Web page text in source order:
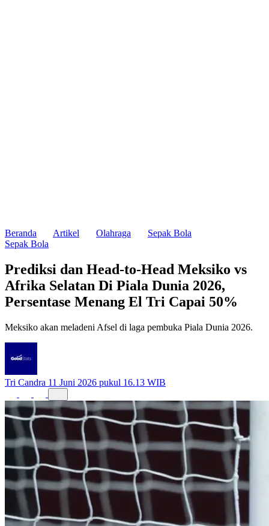
Beranda Artikel Olahraga
Sepak Bola
Sepak Bola
Prediksi dan Head-to-Head Meksiko vs
Afrika Selatan Di Piala Dunia 2026,
Persentase Menang El Tri Capai 50%
Meksiko akan meladeni Afsel di laga pembuka Piala Dunia 2026.
Tri Candra 11 Juni 2026 pukul 16.13 WIB